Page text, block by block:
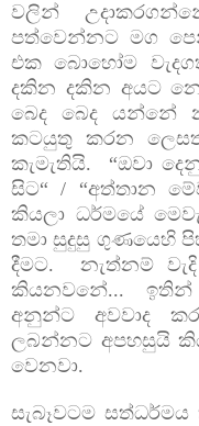
වලින්
පත්වෙන්නට මග
එක බොහෝම
දකින දකින අයට
බෙද බෙද යන්නේ
කටයුතු කරන
කැමැතියි. “ඔවා
සිට“ / “අත්තාන
කියලා ධර්මයේ
තමා සුදුසු ගුණයෙහි
දීමට. නැත්නම්
කියනවනේ...
අනුන්ට අවවාද
ලබන්නට අපහසුයි
වෙනවා.
සැබෑවටම